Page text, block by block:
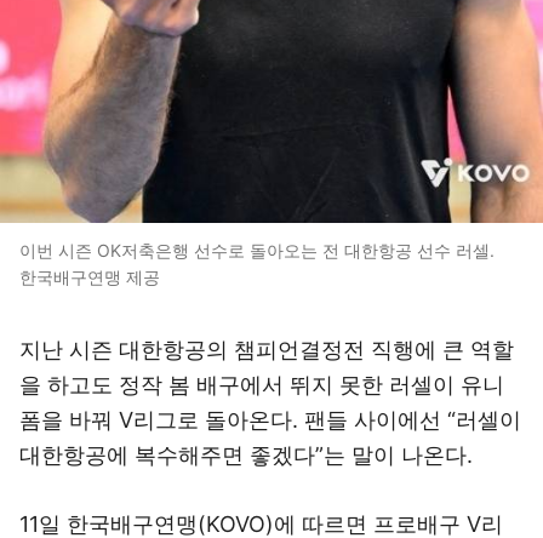
이번 시즌 OK저축은행 선수로 돌아오는 전 대한항공 선수 러셀.
한국배구연맹 제공
지난 시즌 대한항공의 챔피언결정전 직행에 큰 역할
을 하고도 정작 봄 배구에서 뛰지 못한 러셀이 유니
폼을 바꿔 V리그로 돌아온다. 팬들 사이에선 “러셀이
대한항공에 복수해주면 좋겠다”는 말이 나온다.
11일 한국배구연맹(KOVO)에 따르면 프로배구 V리